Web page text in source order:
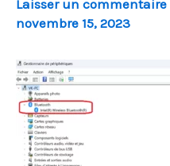
Laisser un commentaire
novembre 15, 2023